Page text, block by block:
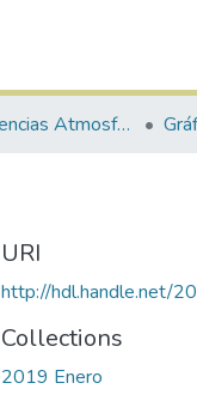
Centro de Ciencias Atmosféricas y Tecnologías Verdes
URI
http://hdl.handle.net/
Collections
2019 Enero